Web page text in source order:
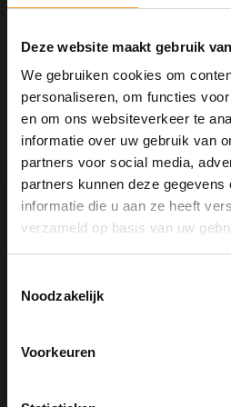
Deze website maakt gebruik
We gebruiken cookies om
personaliseren, om functies
en om ons websiteverkeer te
informatie over uw gebruik van
partners voor social media,
partners kunnen deze
informatie die u aan ze heeft
verzameld op basis van uw
Noodzakelijk
Voorkeuren
SALE
-12%
De
glans
Instagram
en